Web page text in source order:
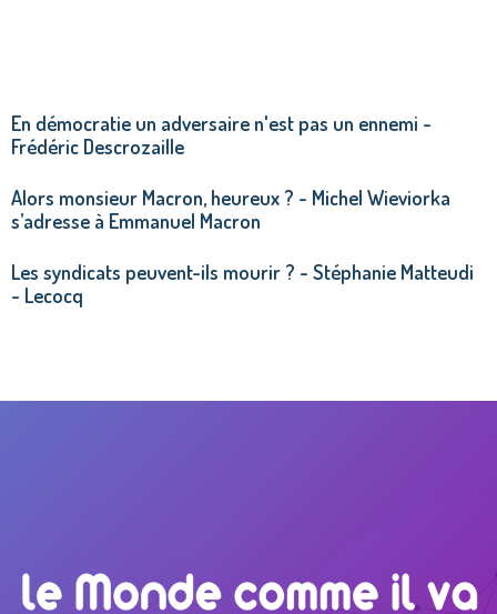
En démocratie un adversaire n'est pas un ennemi -
Frédéric Descrozaille
Alors monsieur Macron, heureux ? - Michel Wieviorka
s’adresse à Emmanuel Macron
Les syndicats peuvent-ils mourir ? - Stéphanie Matteudi
- Lecocq